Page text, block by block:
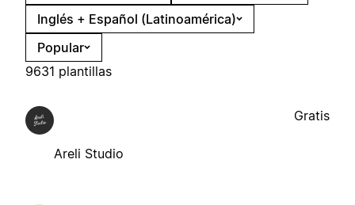
Inglés + Español (Latinoamérica)
Popular
9631 plantillas
Areli Studio
Gratis